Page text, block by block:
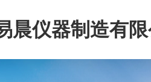
晨仪器制造有